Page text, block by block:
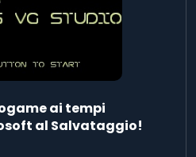
ai tempi
al Salvataggio!